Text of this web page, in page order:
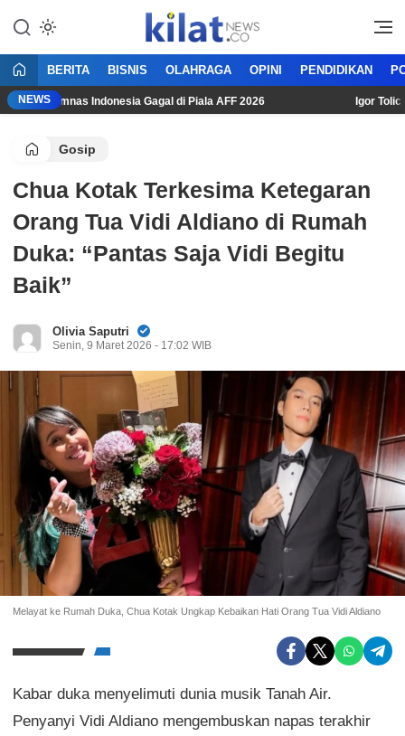
KilatNews.co
Mencerdaskan Anak Bangsa
BERITA BISNIS OLAHRAGA OPINI PENDIDIKAN
NEWS
Timnas Indonesia Gagal di Piala AFF 2026 Igor Tolic:
Gosip
Chua Kotak Terkesima Ketegaran
Orang Tua Vidi Aldiano di Rumah
Duka: “Pantas Saja Vidi Begitu
Baik”
Olivia Saputri
Senin, 9 Maret 2026 - 17:02 WIB
Melayat ke Rumah Duka, Chua Kotak Ungkap Kebaikan Hati Orang Tua Vidi Aldiano
Kabar duka menyelimuti dunia musik Tanah Air.
Penyanyi Vidi Aldiano mengembuskan napas terakhir